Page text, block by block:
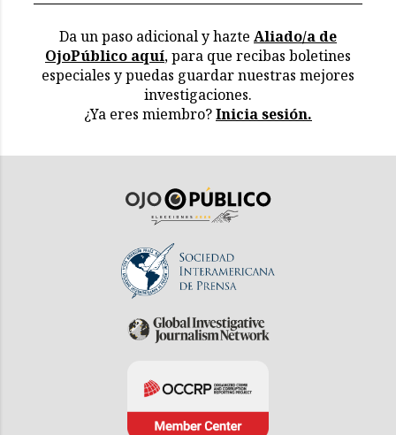
Da un paso adicional y hazte Aliado/a de
OjoPúblico aquí, para que recibas boletines
especiales y puedas guardar nuestras mejores
investigaciones.
¿Ya eres miembro?Inicia sesión.